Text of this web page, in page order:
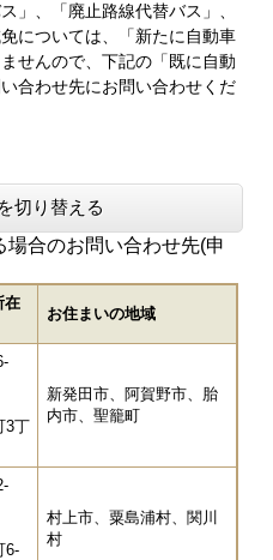
」、「廃止路線代替バス」、
については、「新たに自動車
せんので、下記の「既に自動
合わせ先にお問い合わせくだ
切り替える
合のお問い合わせ先(申
在
お住まいの地域
3丁
新発田市、阿賀野市、胎
内市、聖籠町
6-
村上市、粟島浦村、関川
村